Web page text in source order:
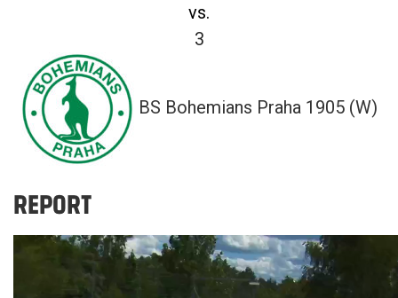
vs.
3
BS Bohemians Praha 1905 (W)
REPORT